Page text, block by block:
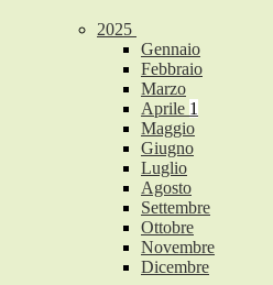
2025
Gennaio
Febbraio
Marzo
Aprile 1
Maggio
Giugno
Luglio
Agosto
Settembre
Ottobre
Novembre
Dicembre